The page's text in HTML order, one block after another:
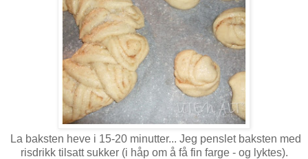
La baksten heve i 15-20 minutter... Jeg penslet baksten med
risdrikk tilsatt sukker (i håp om å få fin farge - og lyktes).